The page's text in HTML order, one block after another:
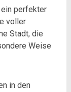
perfekter
voller
Stadt, die
Weise
in den